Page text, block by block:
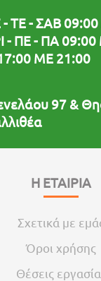
- ΤΕ - ΣΑΒ
- ΠΕ - ΠΑ
ΜΕ 21:00
97 &
Η ΕΤΑΙΡΙΑ
Σχετικά με
Όροι χρήσης
Θέσεις